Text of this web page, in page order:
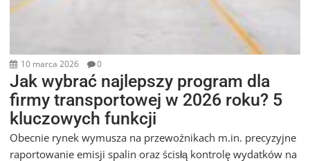
10 marca 2026 0
Jak wybrać najlepszy program dla
firmy transportowej w 2026 roku? 5
kluczowych funkcji
Obecnie rynek wymusza na przewoźnikach m.in. precyzyjne
raportowanie emisji spalin oraz ścisłą kontrolę wydatków na